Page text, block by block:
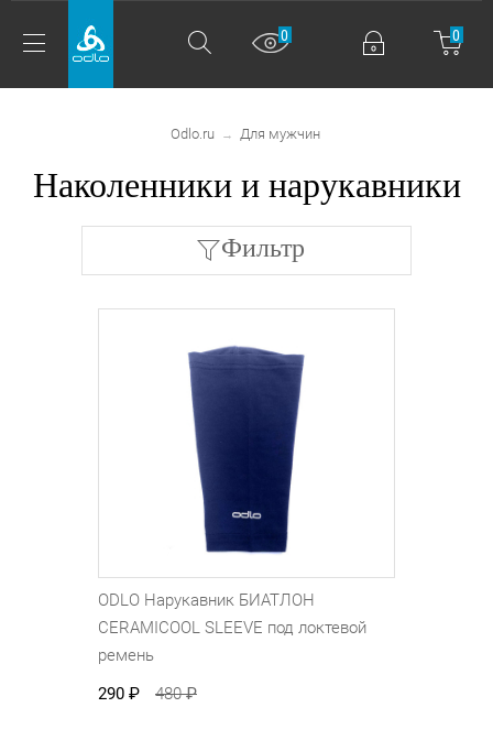
0
0
Odlo.ru → Для мужчин
Наколенники и нарукавники
Фильтр
ODLO Нарукавник БИАТЛОН
CERAMICOOL SLEEVE под локтевой
ремень
290 ₽ 480₽